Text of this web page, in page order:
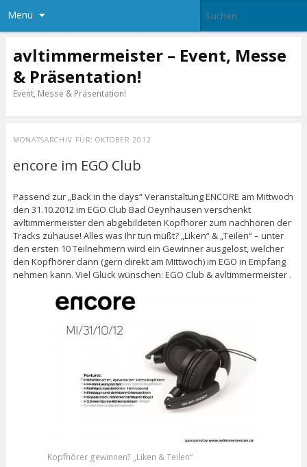
Menü
avltimmermeister – Event, Messe
& Präsentation!
Event, Messe & Präsentation!
MONATSARCHIV FÜR: OKTOBER 2012
encore im EGO Club
Passend zur „Back in the days“ Veranstaltung ENCORE am Mittwoch
den 31.10.2012 im EGO Club Bad Oeynhausen verschenkt
avltimmermeister den abgebildeten Kopfhörer zum nachhören der
Tracks zuhause! Alles was Ihr tun müßt? „Liken“ & „Teilen“ – unter
den ersten 10 Teilnehmern wird ein Gewinner ausgelost, welcher
den Kopfhörer dann (gern direkt am Mittwoch) im EGO in Empfang
nehmen kann. Viel Glück wünschen: EGO Club & avltimmermeister .
Kopfhörer gewinnen? „Liken & Teilen“